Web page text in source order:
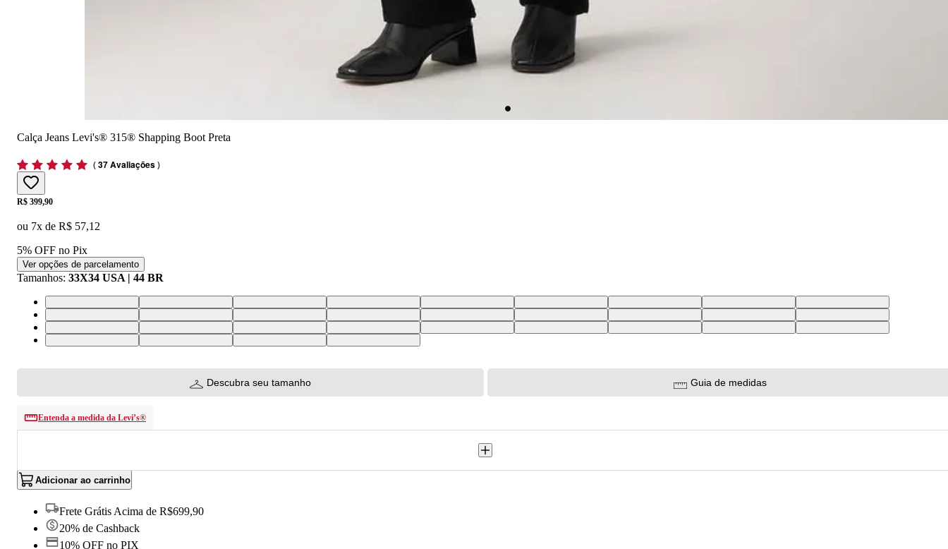
Calça Jeans Levi's® 315® Shapping Boot Preta
(37 Avaliações)
Price:
R$ 399,90
ou 7x de R$ 57,12
5% OFF no Pix
Ver opções de parcelamento
Tamanhos: 33X34 USA | 44 BR
28X32 USA | 39 BR30X32 USA | 41 BR34X32 USA | 46 BR33X32 USA | 44 BR31X32 USA | 42 BR32X32 USA | 43 BR33X34 USA | 44 BR28X34 USA | 39 BR26X32 USA | 37 BR
25X34 USA | 36 BR27X32 USA | 38 BR26X34 USA | 37 BR25X32 USA | 36 BR24X32 USA | 36 BR29X32 USA | 40 BR32X34 USA | 43 BR30X34 USA | 41 BR31X34 USA | 42 BR
29X34 USA | 40 BR27X34 USA | 38 BR34X34 USA | 46 BR25X30 USA | 36 BR34X30 USA | 46 BR33X30 USA | 44 BR32X30 USA | 43 BR31X30 USA | 42 BR30X30 USA | 41 BR
29X30 USA | 40 BR28X30 USA | 39 BR27X30 USA | 38 BR26X30 USA | 37 BR
Descubra seu tamanho Guia de medidas
Entenda a medida da Levi’s®
Adicionar ao carrinho
Frete Grátis Acima de R$699,90
20% de Cashback
10% OFF no PIX